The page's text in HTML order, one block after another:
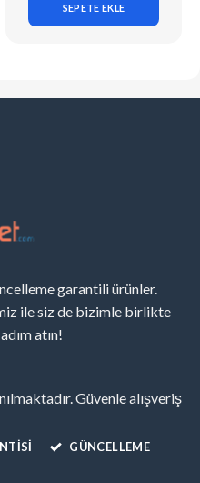
SEPETE EKLE
garantili ürünler.
ile siz de bizimle birlikte
atın!
Güvenle alışveriş
GÜNCELLEME